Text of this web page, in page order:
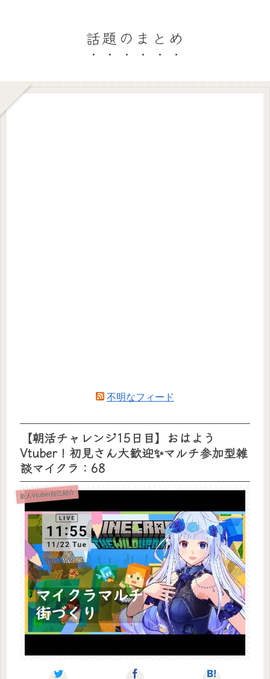
話題のまとめ
不明なフィード
【朝活チャレンジ15日目】おはよう
Vtuber！初見さん大歓迎✨マルチ参加型雑
談マイクラ：68
新人Vtuber自己紹介